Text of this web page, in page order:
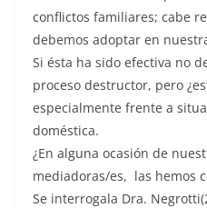
conflictos familiares; cabe
debemos adoptar en
Si ésta ha sido efectiva no
proceso destructor, pero
especialmente frente a
doméstica.
¿En alguna ocasión de
mediadoras/es, las hemos
Se interrogala Dra.